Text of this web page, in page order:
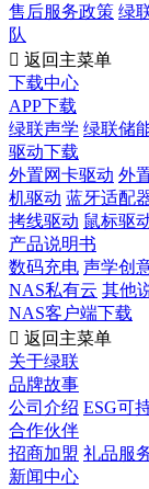
售后服务政策 绿
队
 返回主菜单
下载中心
APP下载
绿联声学 绿联储
驱动下载
外置网卡驱动 外
机驱动 蓝牙适配
拷线驱动 鼠标驱
产品说明书
数码充电 声学创
NAS私有云 其他
NAS客户端下载
 返回主菜单
关于绿联
品牌故事
公司介绍 ESG可
合作伙伴
招商加盟 礼品服
新闻中心